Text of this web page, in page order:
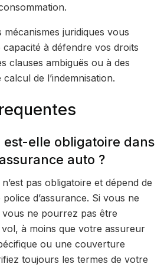
mécanismes juridiques vous
à défendre vos droits
clauses ambiguës ou à des
de l’indemnisation.
est-elle obligatoire dans
auto ?
pas obligatoire et dépend de
d’assurance. Si vous ne
vous ne pourrez pas être
à moins que votre assureur
ou une couverture
toujours les termes de votre